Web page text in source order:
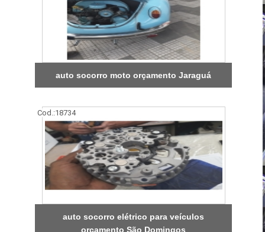
auto socorro moto orçamento Jaraguá
Cod.:18734
auto socorro elétrico para veículos
orçamento São Domingos